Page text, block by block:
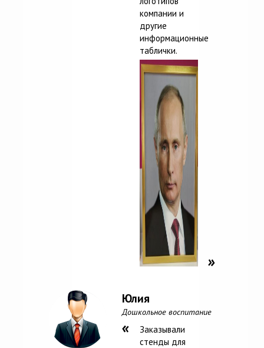
компании и
другие
информационные
таблички.
Юлия
Дошкольное воспитание
Заказывали
стенды для